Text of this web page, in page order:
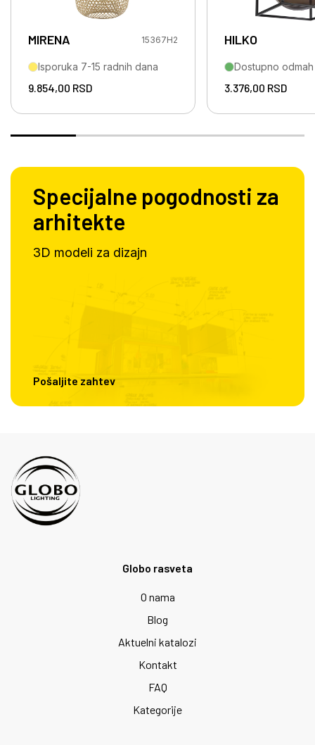
MIRENA 15367H2
Isporuka 7-15 radnih dana
9.854,00 RSD
HILKO
Dostupno odmah
3.376,00 RSD
Specijalne pogodnosti za
arhitekte
3D modeli za dizajn
Pošaljite zahtev
Globo rasveta
O nama
Blog
Aktuelni katalozi
Kontakt
FAQ
Kategorije